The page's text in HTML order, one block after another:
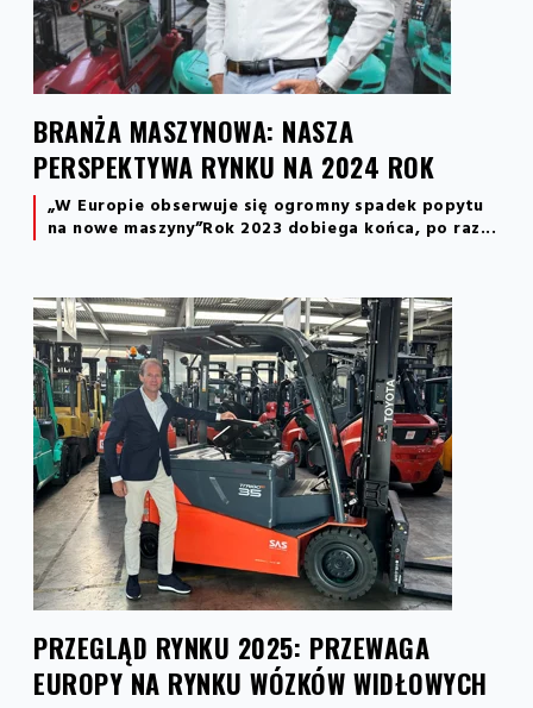
BRANŻA MASZYNOWA: NASZA
PERSPEKTYWA RYNKU NA 2024 ROK
„W Europie obserwuje się ogromny spadek popytu
na nowe maszyny”Rok 2023 dobiega końca, po raz...
PRZEGLĄD RYNKU 2025: PRZEWAGA
EUROPY NA RYNKU WÓZKÓW WIDŁOWYCH